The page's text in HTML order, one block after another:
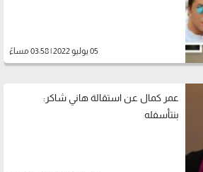
05 يوليو 2022 | 03:58 مساءً
عمر كمال عن استقالة هاني شاكر:
بنتأسفله